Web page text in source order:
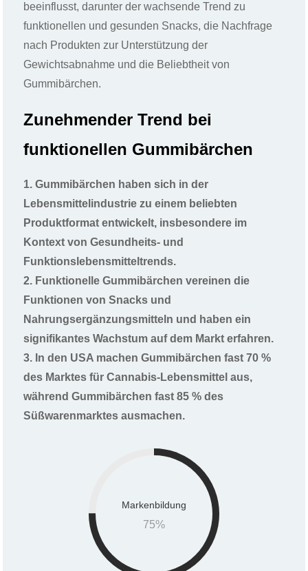
beeinflusst, darunter der wachsende Trend zu
funktionellen und gesunden Snacks, die Nachfrage
nach Produkten zur Unterstützung der
Gewichtsabnahme und die Beliebtheit von
Gummibärchen.
Zunehmender Trend bei
funktionellen Gummibärchen
1. Gummibärchen haben sich in der
Lebensmittelindustrie zu einem beliebten
Produktformat entwickelt, insbesondere im
Kontext von Gesundheits- und
Funktionslebensmitteltrends.
2. Funktionelle Gummibärchen vereinen die
Funktionen von Snacks und
Nahrungsergänzungsmitteln und haben ein
signifikantes Wachstum auf dem Markt erfahren.
3. In den USA machen Gummibärchen fast 70 %
des Marktes für Cannabis-Lebensmittel aus,
während Gummibärchen fast 85 % des
Süßwarenmarktes ausmachen.
Markenbildung
75%